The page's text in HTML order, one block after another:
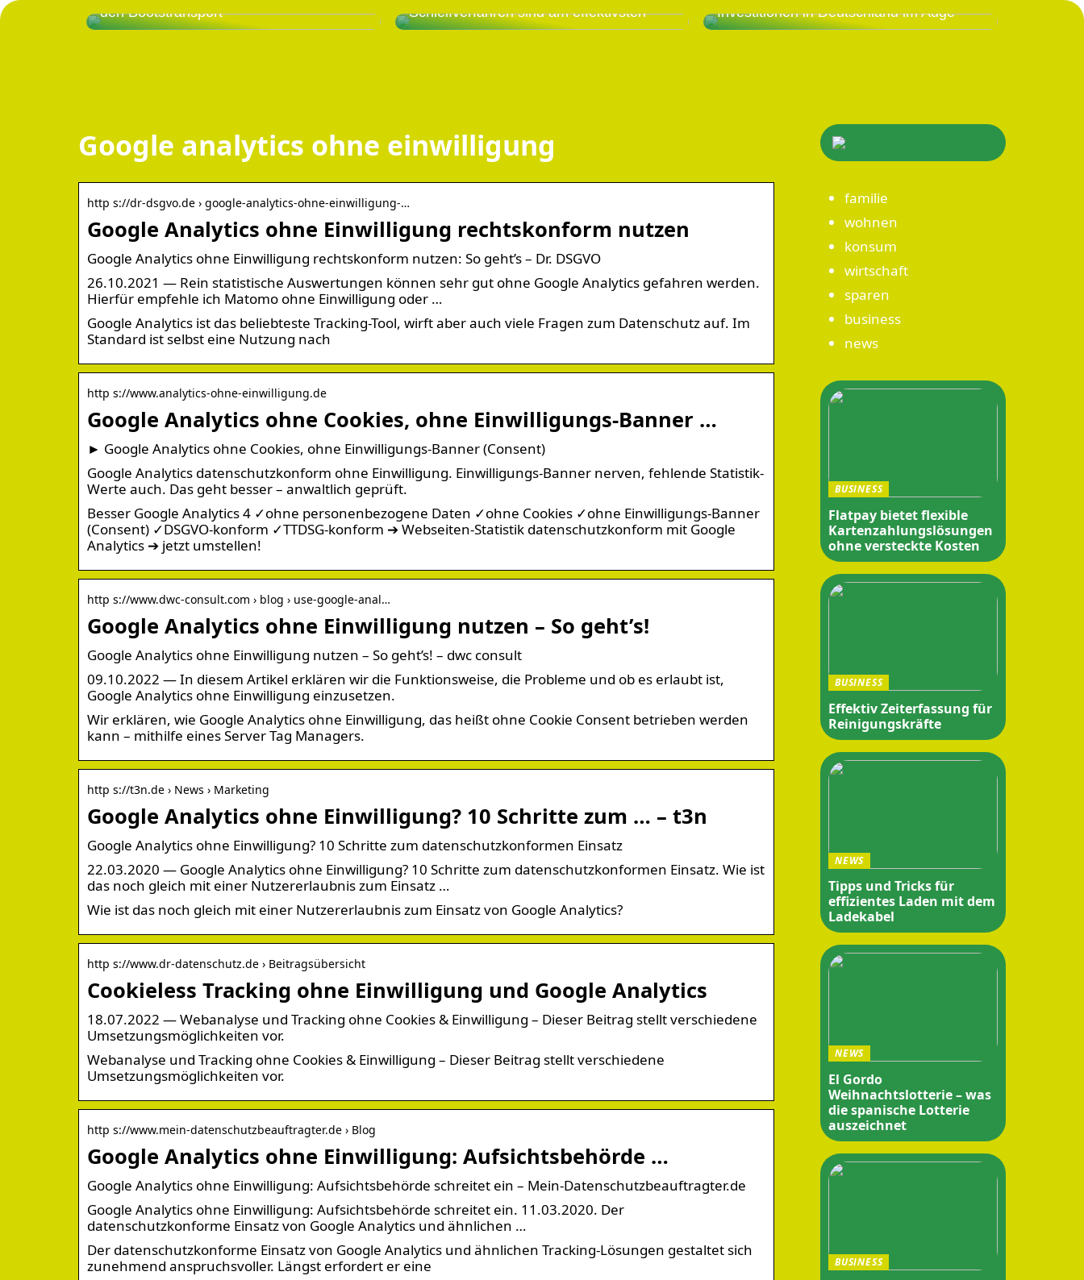
den Bootstransport
Schleifverfahren sind am effektivsten
Investitionen in Deutschland im Auge
Google analytics ohne einwilligung
http s://dr-dsgvo.de › google-analytics-ohne-einwilligung-…
Google Analytics ohne Einwilligung rechtskonform nutzen
Google Analytics ohne Einwilligung rechtskonform nutzen: So geht’s – Dr. DSGVO
26.10.2021 — Rein statistische Auswertungen können sehr gut ohne Google Analytics gefahren werden.
Hierfür empfehle ich Matomo ohne Einwilligung oder …
Google Analytics ist das beliebteste Tracking-Tool, wirft aber auch viele Fragen zum Datenschutz auf. Im
Standard ist selbst eine Nutzung nach
http s://www.analytics-ohne-einwilligung.de
Google Analytics ohne Cookies, ohne Einwilligungs-Banner …
► Google Analytics ohne Cookies, ohne Einwilligungs-Banner (Consent)
Google Analytics datenschutzkonform ohne Einwilligung. Einwilligungs-Banner nerven, fehlende Statistik-
Werte auch. Das geht besser – anwaltlich geprüft.
Besser Google Analytics 4 ✓ohne personenbezogene Daten ✓ohne Cookies ✓ohne Einwilligungs-Banner
(Consent) ✓DSGVO-konform ✓TTDSG-konform ➔ Webseiten-Statistik datenschutzkonform mit Google
Analytics ➔ jetzt umstellen!
http s://www.dwc-consult.com › blog › use-google-anal…
Google Analytics ohne Einwilligung nutzen – So geht’s!
Google Analytics ohne Einwilligung nutzen – So geht’s! – dwc consult
09.10.2022 — In diesem Artikel erklären wir die Funktionsweise, die Probleme und ob es erlaubt ist,
Google Analytics ohne Einwilligung einzusetzen.
Wir erklären, wie Google Analytics ohne Einwilligung, das heißt ohne Cookie Consent betrieben werden
kann – mithilfe eines Server Tag Managers.
http s://t3n.de › News › Marketing
Google Analytics ohne Einwilligung? 10 Schritte zum … – t3n
Google Analytics ohne Einwilligung? 10 Schritte zum datenschutzkonformen Einsatz
22.03.2020 — Google Analytics ohne Einwilligung? 10 Schritte zum datenschutzkonformen Einsatz. Wie ist
das noch gleich mit einer Nutzererlaubnis zum Einsatz …
Wie ist das noch gleich mit einer Nutzererlaubnis zum Einsatz von Google Analytics?
http s://www.dr-datenschutz.de › Beitragsübersicht
Cookieless Tracking ohne Einwilligung und Google Analytics
18.07.2022 — Webanalyse und Tracking ohne Cookies & Einwilligung – Dieser Beitrag stellt verschiedene
Umsetzungsmöglichkeiten vor.
Webanalyse und Tracking ohne Cookies & Einwilligung – Dieser Beitrag stellt verschiedene
Umsetzungsmöglichkeiten vor.
http s://www.mein-datenschutzbeauftragter.de › Blog
Google Analytics ohne Einwilligung: Aufsichtsbehörde …
Google Analytics ohne Einwilligung: Aufsichtsbehörde schreitet ein – Mein-Datenschutzbeauftragter.de
Google Analytics ohne Einwilligung: Aufsichtsbehörde schreitet ein. 11.03.2020. Der
datenschutzkonforme Einsatz von Google Analytics und ähnlichen …
Der datenschutzkonforme Einsatz von Google Analytics und ähnlichen Tracking-Lösungen gestaltet sich
zunehmend anspruchsvoller. Längst erfordert er eine
familie
wohnen
konsum
wirtschaft
sparen
business
news
BUSINESS
Flatpay bietet flexible
Kartenzahlungslösungen
ohne versteckte Kosten
BUSINESS
Effektiv Zeiterfassung für
Reinigungskräfte
NEWS
Tipps und Tricks für
effizientes Laden mit dem
Ladekabel
NEWS
El Gordo
Weihnachtslotterie – was
die spanische Lotterie
auszeichnet
BUSINESS